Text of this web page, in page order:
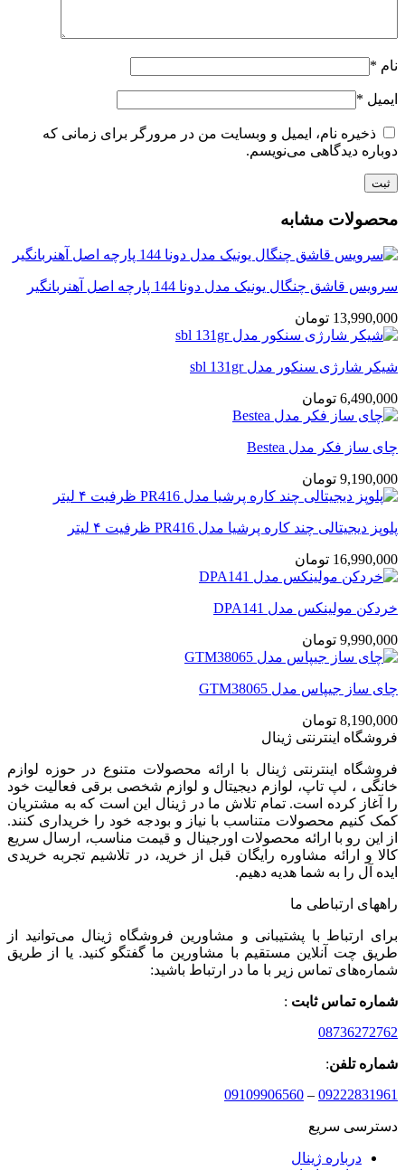
نام *
ایمیل *
ذخیره نام، ایمیل و وبسایت من در مرورگر برای زمانی که
دوباره دیدگاهی می‌نویسم.
محصولات مشابه
سرویس قاشق چنگال یونیک مدل دونا 144 پارچه اصل آهنربانگیر
13,990,000 تومان
شیکر شارژی سنکور مدل sbl 131gr
6,490,000 تومان
چای ساز فکر مدل Bestea
9,190,000 تومان
پلوپز دیجیتالی چند کاره پرشیا مدل PR416 ظرفیت ۴ لیتر
16,990,000 تومان
خردکن مولینکس مدل DPA141
9,990,000 تومان
چای ساز جیپاس مدل GTM38065
8,190,000 تومان
فروشگاه اینترنتی ژینال
فروشگاه اینترنتی ژینال با ارائه محصولات متنوع در حوزه لوازم
خانگی ، لپ تاپ، لوازم دیجیتال و لوازم شخصی برقی فعالیت خود
را آغاز کرده است. تمام تلاش ما در ژینال این است که به مشتریان
کمک کنیم محصولات متناسب با نیاز و بودجه خود را خریداری کنند.
از این رو با ارائه محصولات اورجینال و قیمت مناسب، ارسال سریع
کالا و ارائه مشاوره رایگان قبل از خرید، در تلاشیم تجربه خریدی
ایده آل را به شما هدیه دهیم.
راههای ارتباطی ما
برای ارتباط با پشتیبانی و مشاورین فروشگاه ژینال می‌توانید از
طریق چت آنلاین مستقیم با مشاورین ما گفتگو کنید. یا از طریق
شماره‌های تماس زیر با ما در ارتباط باشید:
شماره تماس ثابت :
08736272762
شماره تلفن:
09222831961
–
09109906560
دسترسی سریع
درباره ژینال